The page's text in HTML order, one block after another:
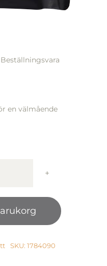
Beställningsvara
en välmående
SKU: 1784090